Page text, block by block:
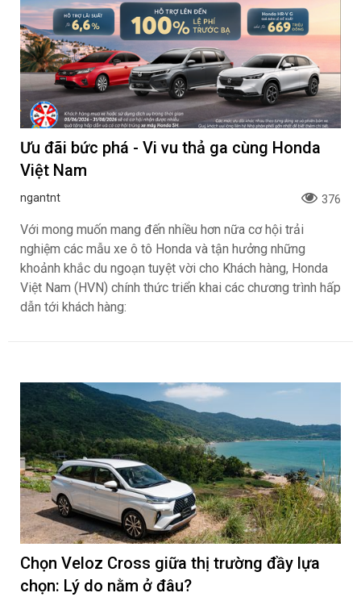
Ưu đãi bức phá - Vi vu thả ga cùng Honda
Việt Nam
ngantnt 376
Với mong muốn mang đến nhiều hơn nữa cơ hội trải
nghiệm các mẫu xe ô tô Honda và tận hưởng những
khoảnh khắc du ngoạn tuyệt vời cho Khách hàng, Honda
Việt Nam (HVN) chính thức triển khai các chương trình hấp
dẫn tới khách hàng:
Chọn Veloz Cross giữa thị trường đầy lựa
chọn: Lý do nằm ở đâu?